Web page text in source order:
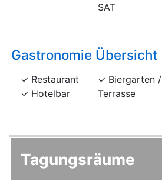
SAT
Gastronomie Übersicht
Restaurant
Hotelbar
Biergarten /
Terrasse
Tagungsräume